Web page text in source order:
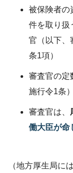
被保険者の
件を取り扱
官（以下、
条1項）
審査官の定
施行令1条）
審査官は、
働大臣が命
（地方厚生局に